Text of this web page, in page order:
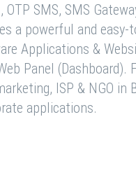
SMS, SMS
a powerful and easy-
Applications &
Panel
ISP & NGO in
applications.